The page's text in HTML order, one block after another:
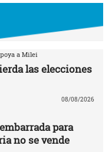
a Milei
las elecciones
08/08/2026
para
no se vende